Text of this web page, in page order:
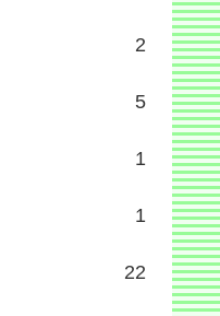
2
5
1
1
22